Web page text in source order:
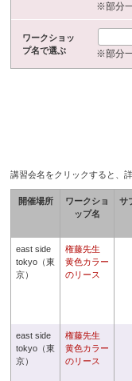
※部分
ワークショッ
プ名で選ぶ
※部分
講習会名をクリックすると、
開催場所
ワークショ
ップ名
サ
east side
tokyo（東
京）
権藤先生
黄色カラー
のリース
east side
tokyo（東
京）
権藤先生
黄色カラー
のリース